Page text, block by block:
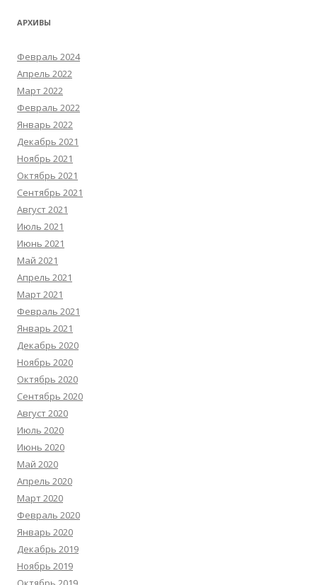
АРХИВЫ
Февраль 2024
Апрель 2022
Март 2022
Февраль 2022
Январь 2022
Декабрь 2021
Ноябрь 2021
Октябрь 2021
Сентябрь 2021
Август 2021
Июль 2021
Июнь 2021
Май 2021
Апрель 2021
Март 2021
Февраль 2021
Январь 2021
Декабрь 2020
Ноябрь 2020
Октябрь 2020
Сентябрь 2020
Август 2020
Июль 2020
Июнь 2020
Май 2020
Апрель 2020
Март 2020
Февраль 2020
Январь 2020
Декабрь 2019
Ноябрь 2019